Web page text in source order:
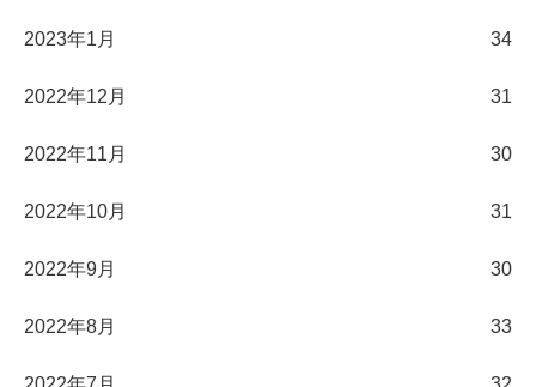
2023年1月 34
2022年12月 31
2022年11月 30
2022年10月 31
2022年9月 30
2022年8月 33